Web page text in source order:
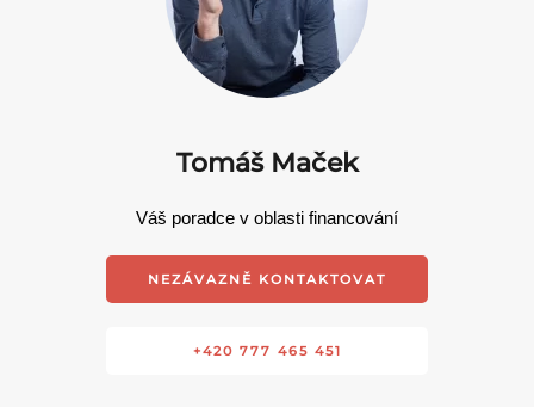
Tomáš Maček
Váš poradce v oblasti financování
NEZÁVAZNĚ KONTAKTOVAT
+420 777 465 451